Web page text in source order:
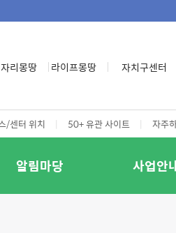
리몽땅 라이프몽땅 자치구센터
/센터 위치 | 50+ 유관 사이트 | 자주
알림마당 사업안